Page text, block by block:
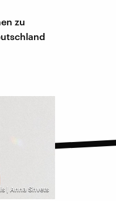
zu
| Anna Shvets